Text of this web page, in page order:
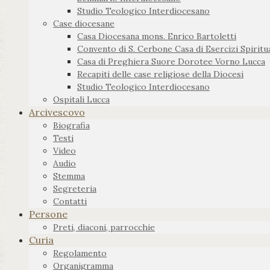
Studio Teologico Interdiocesano
Case diocesane
Casa Diocesana mons. Enrico Bartoletti
Convento di S. Cerbone Casa di Esercizi
Casa di Preghiera Suore Dorotee Vorno Lucca
Recapiti delle case religiose della Diocesi
Studio Teologico Interdiocesano
Ospitali Lucca
Arcivescovo
Biografia
Testi
Video
Audio
Stemma
Segreteria
Contatti
Persone
Preti, diaconi, parrocchie
Curia
Regolamento
Organigramma